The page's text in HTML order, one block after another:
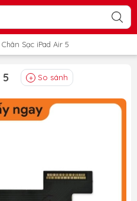
Sạc iPad Air 5
So sánh